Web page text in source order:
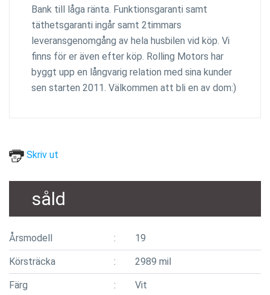
Bank till låga ränta. Funktionsgaranti samt
täthetsgaranti ingår samt 2timmars
leveransgenomgång av hela husbilen vid köp. Vi
finns för er även efter köp. Rolling Motors har
byggt upp en långvarig relation med sina kunder
sen starten 2011. Välkommen att bli en av dom:)
Skriv ut
såld
Årsmodell 19
Körsträcka 2989 mil
Färg Vit